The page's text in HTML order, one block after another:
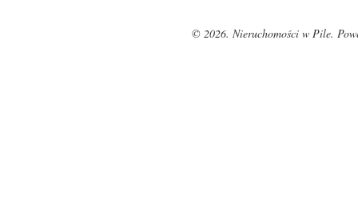
© 2026. Nieruchomości w Pile.